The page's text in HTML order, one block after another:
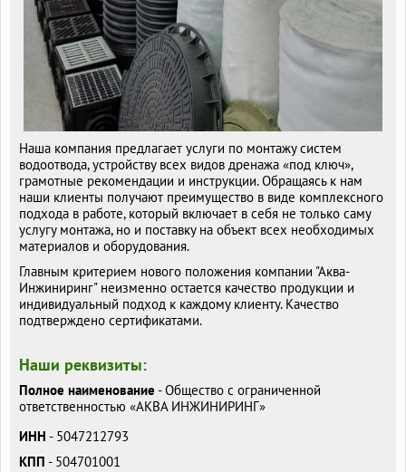
Наша компания предлагает услуги по монтажу систем
водоотвода, устройству всех видов дренажа «под ключ»,
грамотные рекомендации и инструкции. Обращаясь к нам
наши клиенты получают преимущество в виде комплексного
подхода в работе, который включает в себя не только саму
услугу монтажа, но и поставку на объект всех необходимых
материалов и оборудования.
Главным критерием нового положения компании "Аква-
Инжиниринг" неизменно остается качество продукции и
индивидуальный подход к каждому клиенту. Качество
подтверждено сертификатами.
Наши реквизиты:
Полное наименование - Общество с ограниченной
ответственностью «АКВА ИНЖИНИРИНГ»
ИНН - 5047212793
КПП - 504701001